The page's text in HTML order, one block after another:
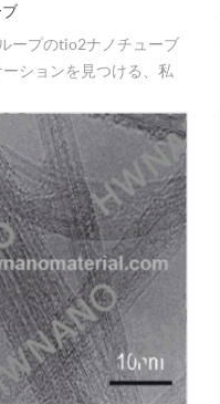
ープのtio2ナノチューブ
ションを見つける、私